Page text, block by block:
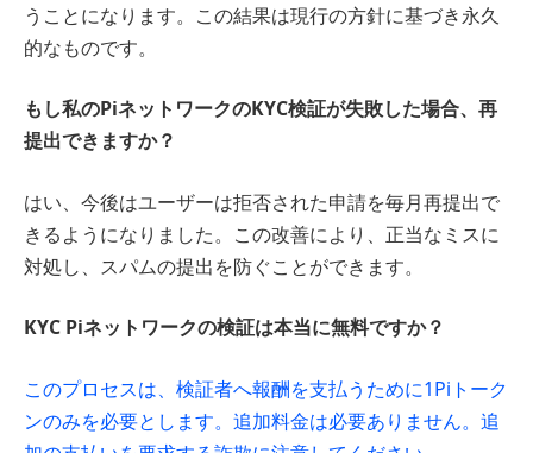
うことになります。この結果は現行の方針に基づき永久
的なものです。
もし私のPiネットワークのKYC検証が失敗した場合、再
提出できますか？
はい、今後はユーザーは拒否された申請を毎月再提出で
きるようになりました。この改善により、正当なミスに
対処し、スパムの提出を防ぐことができます。
KYC Piネットワークの検証は本当に無料ですか？
このプロセスは、検証者へ報酬を支払うために1Piトーク
ンのみを必要とします。追加料金は必要ありません。追